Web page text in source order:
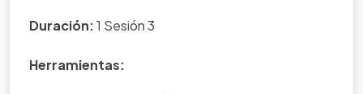
Duración:1 Sesión 3
Herramientas: